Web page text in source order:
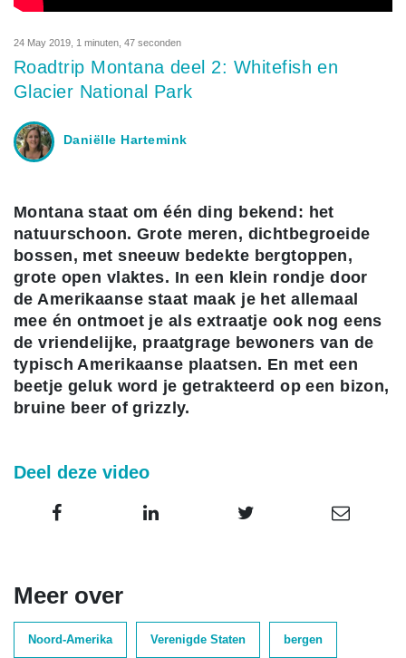
24 May 2019 1 minuten, 47 seconden
Roadtrip Montana deel 2: Whitefish en
Glacier National Park
Daniëlle Hartemink
Montana staat om één ding bekend: het
natuurschoon. Grote meren, dichtbegroeide
bossen, met sneeuw bedekte bergtoppen,
grote open vlaktes. In een klein rondje door
de Amerikaanse staat maak je het allemaal
mee én ontmoet je als extraatje ook nog eens
de vriendelijke, praatgrage bewoners van de
typisch Amerikaanse plaatsen. En met een
beetje geluk word je getrakteerd op een bizon,
bruine beer of grizzly.
Deel deze video
Meer over
Noord-Amerika Verenigde Staten bergen